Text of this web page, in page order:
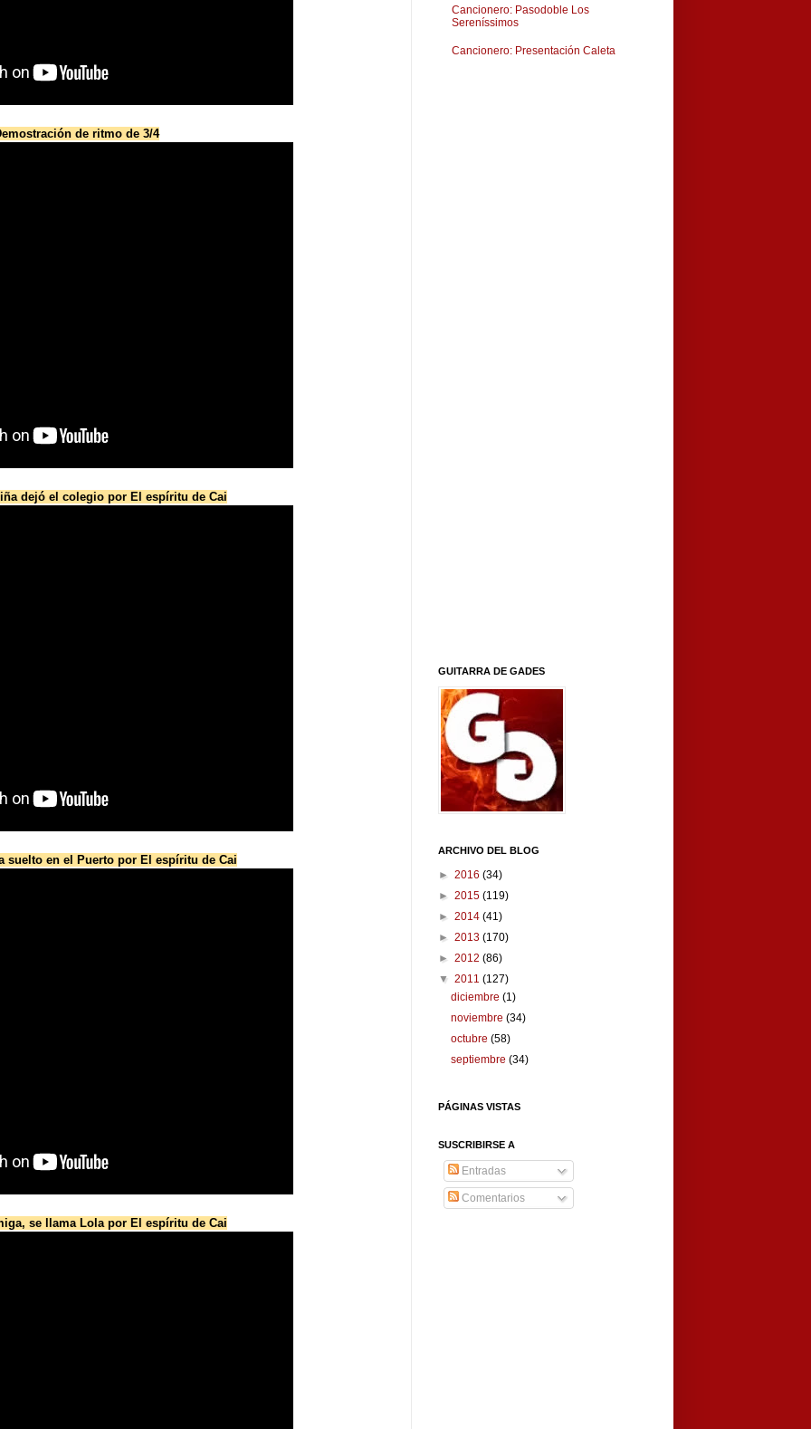
de ritmo de 3/4
dejó el colegio por El espíritu de Cai
suelto en el Puerto por El espíritu de Cai
se llama Lola por El espíritu de Cai
Cancionero: Pasodoble Los
Sereníssimos
Cancionero: Presentación Caleta
GUITARRA DE GADES
ARCHIVO DEL BLOG
► 2016 (34)
► 2015 (119)
► 2014 (41)
► 2013 (170)
► 2012 (86)
▼ 2011 (127)
diciembre(1)
noviembre(34)
octubre(58)
septiembre(34)
PÁGINAS VISTAS
SUSCRIBIRSE A
Entradas
Comentarios